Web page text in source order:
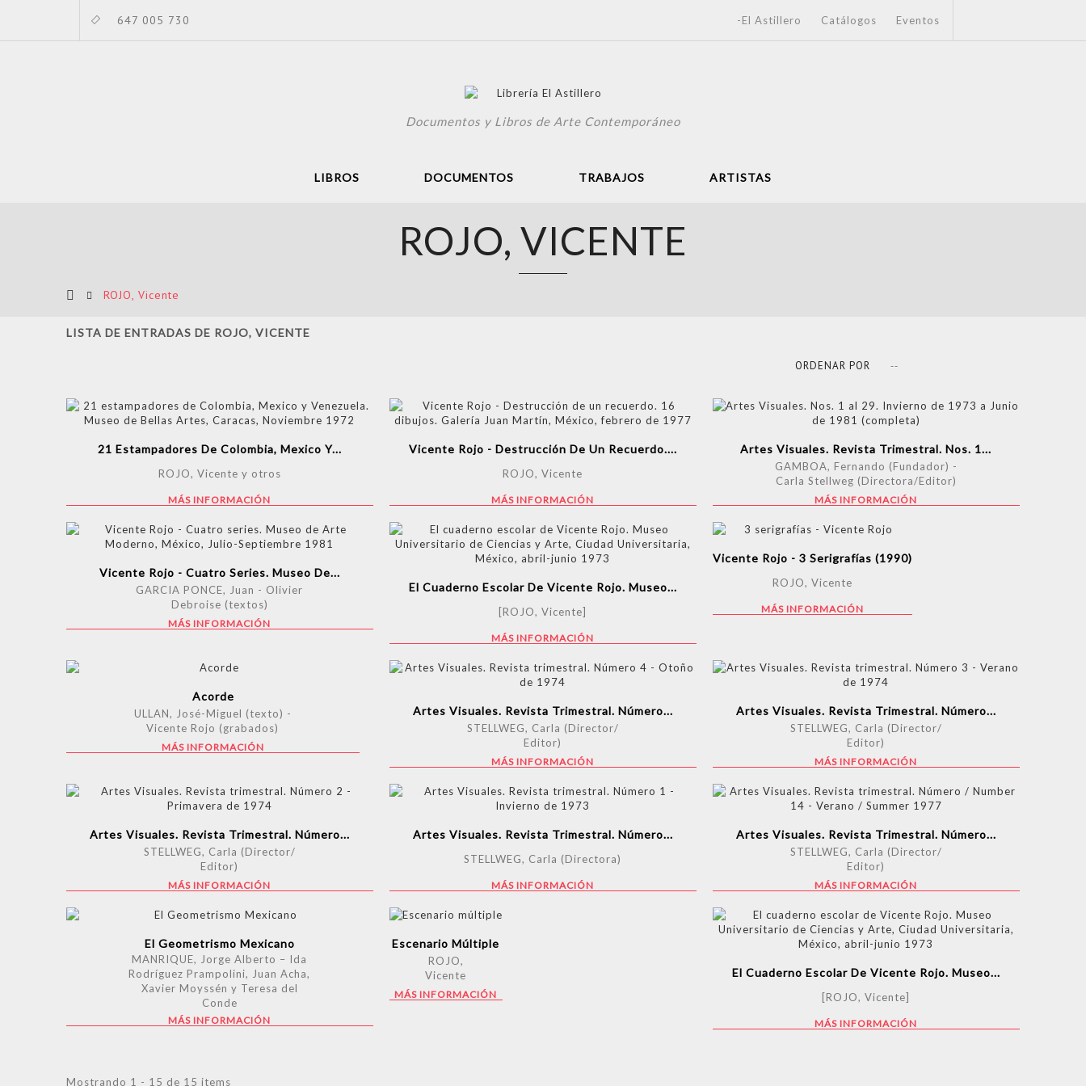
647 005 730 -El Astillero Catálogos Eventos
Documentos y Libros de Arte Contemporáneo
LIBROS DOCUMENTOS TRABAJOS ARTISTAS
ROJO, VICENTE
ROJO, Vicente
LISTA DE ENTRADAS DE ROJO, VICENTE
ORDENAR POR --
21 Estampadores De Colombia, Mexico Y...
ROJO, Vicente y otros
MÁS INFORMACIÓN
Vicente Rojo - Destrucción De Un Recuerdo....
ROJO, Vicente
MÁS INFORMACIÓN
Artes Visuales. Revista Trimestral. Nos. 1...
GAMBOA, Fernando (Fundador) -
Carla Stellweg (Directora/Editor)
MÁS INFORMACIÓN
Vicente Rojo - Cuatro Series. Museo De...
GARCIA PONCE, Juan - Olivier
Debroise (textos)
MÁS INFORMACIÓN
El Cuaderno Escolar De Vicente Rojo. Museo...
[ROJO, Vicente]
MÁS INFORMACIÓN
Vicente Rojo - 3 Serigrafías (1990)
ROJO, Vicente
MÁS INFORMACIÓN
Acorde
ULLAN, José-Miguel (texto) -
Vicente Rojo (grabados)
MÁS INFORMACIÓN
Artes Visuales. Revista Trimestral. Número...
STELLWEG, Carla (Director/
Editor)
MÁS INFORMACIÓN
Artes Visuales. Revista Trimestral. Número...
STELLWEG, Carla (Director/
Editor)
MÁS INFORMACIÓN
Artes Visuales. Revista Trimestral. Número...
STELLWEG, Carla (Director/
Editor)
MÁS INFORMACIÓN
Artes Visuales. Revista Trimestral. Número...
STELLWEG, Carla (Directora)
MÁS INFORMACIÓN
Artes Visuales. Revista Trimestral. Número...
STELLWEG, Carla (Director/
Editor)
MÁS INFORMACIÓN
El Geometrismo Mexicano
MANRIQUE, Jorge Alberto – Ida
Rodríguez Prampolini, Juan Acha,
Xavier Moyssén y Teresa del
Conde
MÁS INFORMACIÓN
Escenario Múltiple
ROJO,
Vicente
MÁS INFORMACIÓN
El Cuaderno Escolar De Vicente Rojo. Museo...
[ROJO, Vicente]
MÁS INFORMACIÓN
Mostrando 1 - 15 de 15 items